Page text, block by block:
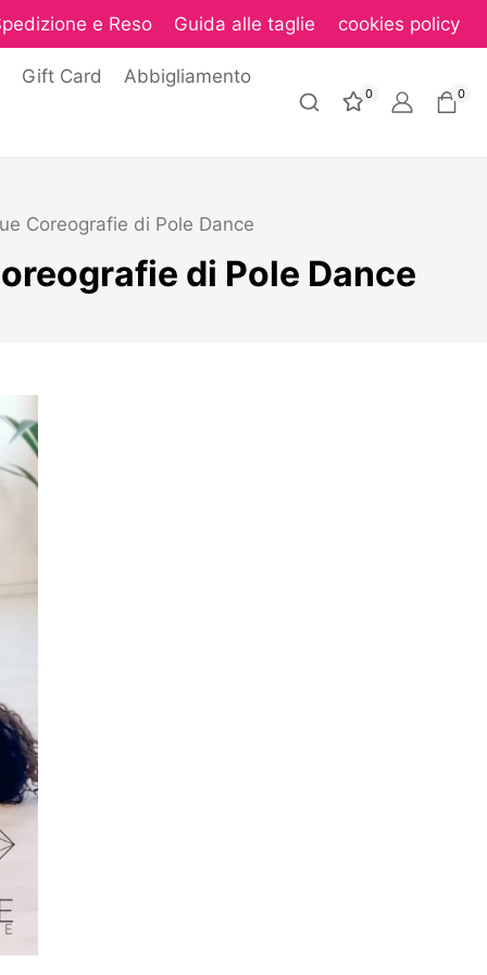
e Reso Guida alle taglie cookies policy
Gift Card Abbigliamento
0 0
Coreografie di Pole Dance
di Pole Dance